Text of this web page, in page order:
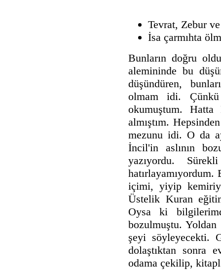
Tevrat, Zebur
İsa çarmıhta
Bunların doğru
alemininde bu
düşündüren,
olmam idi.
okumuştum.
almıştım.
mezunu idi. O da
İncil'in aslının
yazıyordu.
içimi, yiyip
Üstelik Kuran
Oysa ki
bozulmuştu. Yoldan
şeyi söyleyecekti.
dolaştıktan sonra
odama çekilip,